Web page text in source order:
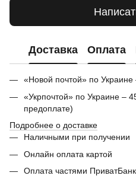
Доставка Оплата
«Новой почтой» по Украине
«Укрпочтой» по Украине –
предоплате)
Подробнее о доставке
Наличными при получении
Онлайн оплата картой
Оплата частями